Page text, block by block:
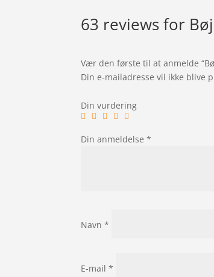
63 reviews for
Vær den første til at anmelde
Din e-mailadresse vil ikke blive
Din vurdering
Din anmeldelse*
Navn*
E-mail*